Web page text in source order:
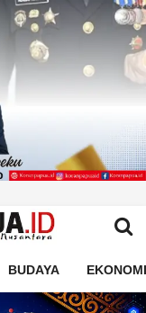
BUDAYA EKONOMI